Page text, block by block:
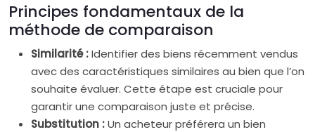
Principes fondamentaux de la
méthode de comparaison
Similarité :Identifier des biens récemment vendus
avec des caractéristiques similaires au bien que l’on
souhaite évaluer. Cette étape est cruciale pour
garantir une comparaison juste et précise.
Substitution :Un acheteur préférera un bien